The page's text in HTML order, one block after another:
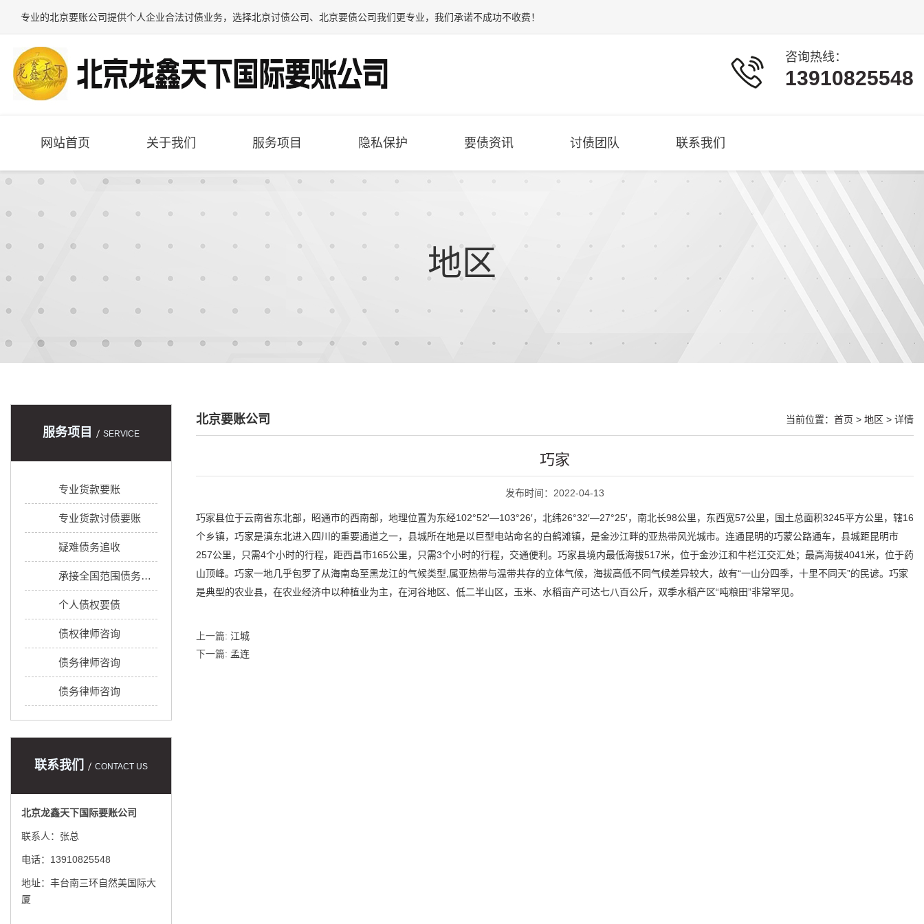
专业的北京要账公司提供个人企业合法讨债业务，选择北京讨债公司、 北京要债公司我们更专业，我们承诺不成功不收费！
咨询热线：
13910825548
网站首页 关于我们 服务项目 隐私保护 要债资讯 讨债团队 联系我们
地区
服务项目 SERVICE
专业货款要账
专业货款讨债要账
疑难债务追收
承接全国范围债务追收
个人债权要债
债权律师咨询
债务律师咨询
债务律师咨询
联系我们 CONTACT US
北京龙鑫天下国际要账公司
联系人：张总
电话：13910825548
地址：丰台南三环自然美国际大
厦
北京要账公司 当前位置： 首页 > 地区 > 详情
巧家
发布时间：2022-04-13
巧家县位于云南省东北部，昭通市的西南部，地理位置为东经102°52′—103°26′，北纬26°32′—27°25′，南北长98公里，东西宽57公里，国土总面积3245平方公里，辖16
个乡镇，巧家是滇东北进入四川的重要通道之一，县城所在地是以巨型电站命名的白鹤滩镇，是金沙江畔的亚热带风光城市。连通昆明的巧蒙公路通车，县城距昆明市
257公里，只需4个小时的行程，距西昌市165公里，只需3个小时的行程，交通便利。巧家县境内最低海拔517米，位于金沙江和牛栏江交汇处；最高海拔4041米，位于药
山顶峰。巧家一地几乎包罗了从海南岛至黑龙江的气候类型,属亚热带与温带共存的立体气候，海拔高低不同气候差异较大，故有“一山分四季，十里不同天”的民谚。巧家
是典型的农业县，在农业经济中以种植业为主，在河谷地区、低二半山区，玉米、水稻亩产可达七八百公斤，双季水稻产区“吨粮田”非常罕见。
上一篇: 江城
下一篇: 孟连